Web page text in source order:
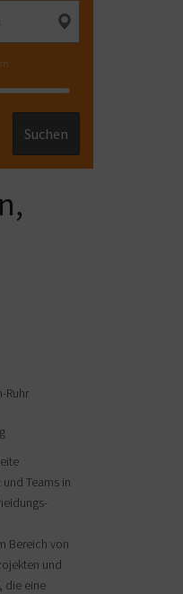
Suchen
Ruhr
Teams in
Bereich von
und
die eine